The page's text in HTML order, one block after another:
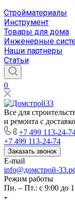
Стройматериалы
Инструмент
Товары для дома
Инженерные
Наши партнеры
Статьи
0
Все для
и ремонта с
+7 499 113-24-
+7 499 113-24-74
Заказать звонок
E-mail
info@домстрой-
Режим работы
Пн. – Пт.: с 9:00 до